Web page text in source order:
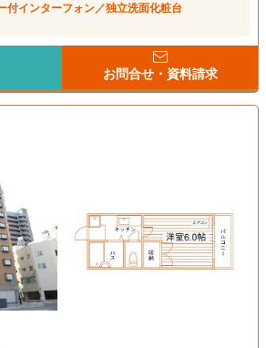
付インターフォン／独立洗面化粧台
お問合せ・資料請求